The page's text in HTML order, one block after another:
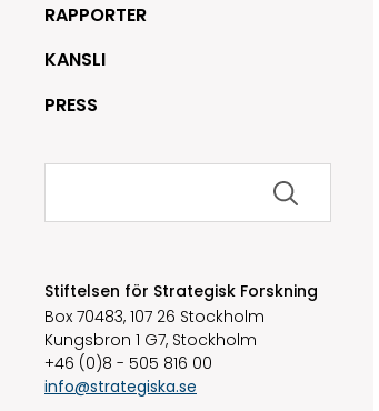
RAPPORTER
KANSLI
PRESS
Sök
Stiftelsen för Strategisk Forskning
Box 70483, 107 26 Stockholm
Kungsbron 1 G7, Stockholm
+46 (0)8 - 505 816 00
info@strategiska.se